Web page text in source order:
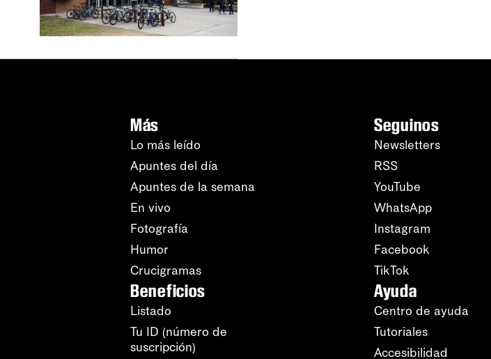
Más
Lo más leído
Apuntes del día
Apuntes de la semana
En vivo
Fotografía
Humor
Crucigramas
Beneficios
Listado
Tu ID (número de
suscripción)
Seguinos
Newsletters
RSS
YouTube
WhatsApp
Instagram
Facebook
TikTok
Ayuda
Centro de ayuda
Tutoriales
Accesibilidad